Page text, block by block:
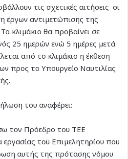
τις σχετικές αιτήσεις οι
έργων αντιμετώπισης της
κλιμάκιο θα προβαίνει σε
25 ημερών ενώ 5 ημέρες μετά
από το κλιμάκιο η έκθεση
προς το Υπουργείο Ναυτιλίας
του αναφέρει:
τον Πρόεδρο του ΤΕΕ
εργασίας του Επιμελητηρίου που
αυτής της πρότασης νόμου